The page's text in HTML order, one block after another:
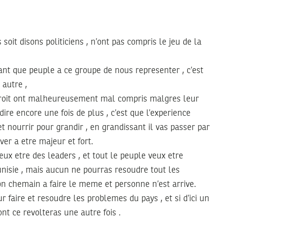
disons politiciens , n’ont pas compris le jeu de la
que peuple a ce groupe de nous representer , c’est
autre ,
ont malheureusement mal compris malgres leur
encore une fois de plus , c’est que l’experience
nourrir pour grandir , en grandissant il vas passer par
a etre majeur et fort.
etre des leaders , et tout le peuple veux etre
, mais aucun ne pourras resoudre tout les
chemain a faire le meme et personne n’est arrive.
et resoudre les problemes du pays , et si d’ici un
ce revolteras une autre fois .